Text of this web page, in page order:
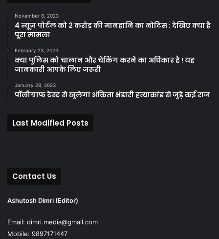
November 8, 2023
4 न्यूज़ पोर्टल को 2 करोड़ की मानहानि का नोटिस : देखिए क्या है
पूरा मामला
February 23, 2023
क्या पुलिस को चालान और चेकिंग करने का अधिकार है ! यह
जानकारी आपके लिए जरूरी
January 28, 2023
पॉलीग्राफ टेस्ट से खुलेगा अंकिता भंडारी हत्याकांड से जुड़े कई राज
Last Modified Posts
Contact Us
Ashutosh Dimri (Editor)
Email: dimri.media@gmail.com
Mobile: 9897171447